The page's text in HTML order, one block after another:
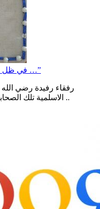
في ظل جائحة كورونا ” رفقاء رفيدة أكتب لكم …”
رفقاء رفيدة رضي الله
الاسلمية تلك الصحابية الجليلة رضي الله عنها وأرضاها رائد ..